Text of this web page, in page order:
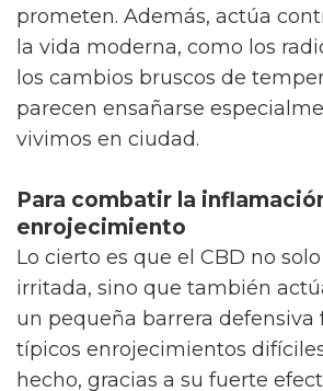
prometen. Además, actúa
la vida moderna, como los
los cambios bruscos de
parecen ensañarse
vivimos en ciudad.
Para combatir la
enrojecimiento
Lo cierto es que el CBD no
irritada, sino que también
un pequeña barrera defensiva
típicos enrojecimientos
hecho, gracias a su fuerte